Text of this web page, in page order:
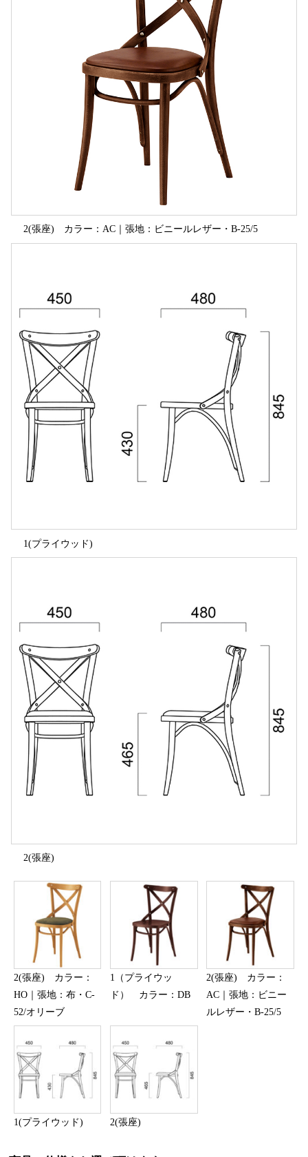
2(張座) カラー：AC｜張地：ビニールレザー・B-25/5
1(プライウッド)
2(張座)
2(張座) カラー：
HO｜張地：布・C-
52/オリーブ
1（プライウッ
ド） カラー：DB
2(張座) カラー：
AC｜張地：ビニー
ルレザー・B-25/5
1(プライウッド) 2(張座)